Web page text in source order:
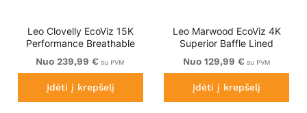
Leo Clovelly EcoViz 15K
Performance Breathable
Anorak
Nuo 239,99 € su PVM
Įdėti į krepšelį
Leo Marwood EcoViz 4K
Superior Baffle Lined
Anorak
Nuo 129,99 € su PVM
Įdėti į krepšelį